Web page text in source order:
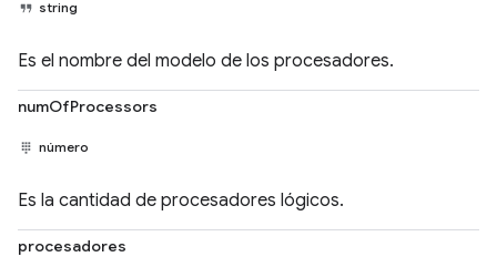
string
Es el nombre del modelo de los procesadores.
numOfProcessors
número
Es la cantidad de procesadores lógicos.
procesadores